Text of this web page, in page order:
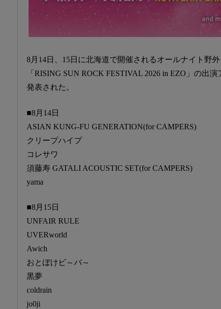
8月14日、15日に北海道で開催されるオールナイト野
「RISING SUN ROCK FESTIVAL 2026 in EZO」の出
発表された。
■8月14日
ASIAN KUNG-FU GENERATION(for CAMPERS)
クリープハイプ
コレサワ
須藤寿 GATALI ACOUSTIC SET(for CAMPERS)
yama
■8月15日
UNFAIR RULE
UVERworld
Awich
おとぼけビ～バ～
黒夢
coldrain
jo0ji